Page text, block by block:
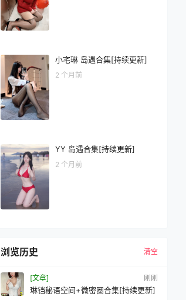
小宅琳 岛遇合集[持续更新]
2 个月前
YY 岛遇合集[持续更新]
2 个月前
浏览历史 清空
[文章] 10 秒前
琳铛秘语空间+微密圈合集[持续更新]